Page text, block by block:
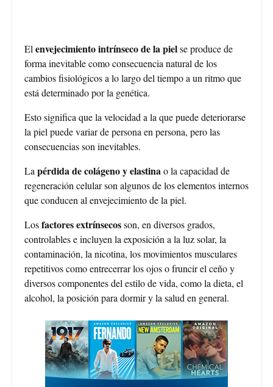
Elenvejecimiento intrínseco de la pielse produce de
forma inevitable como consecuencia natural de los
cambios fisiológicos a lo largo del tiempo a un ritmo que
está determinado por la genética.
Esto significa que la velocidad a la que puede deteriorarse
la piel puede variar de persona en persona, pero las
consecuencias son inevitables.
Lapérdida de colágeno y elastinao la capacidad de
regeneración celular son algunos de los elementos internos
que conducen al envejecimiento de la piel.
Losfactores extrínsecosson, en diversos grados,
controlables e incluyen la exposición a la luz solar, la
contaminación, la nicotina, los movimientos musculares
repetitivos como entrecerrar los ojos o fruncir el ceño y
diversos componentes del estilo de vida, como la dieta, el
alcohol, la posición para dormir y la salud en general.